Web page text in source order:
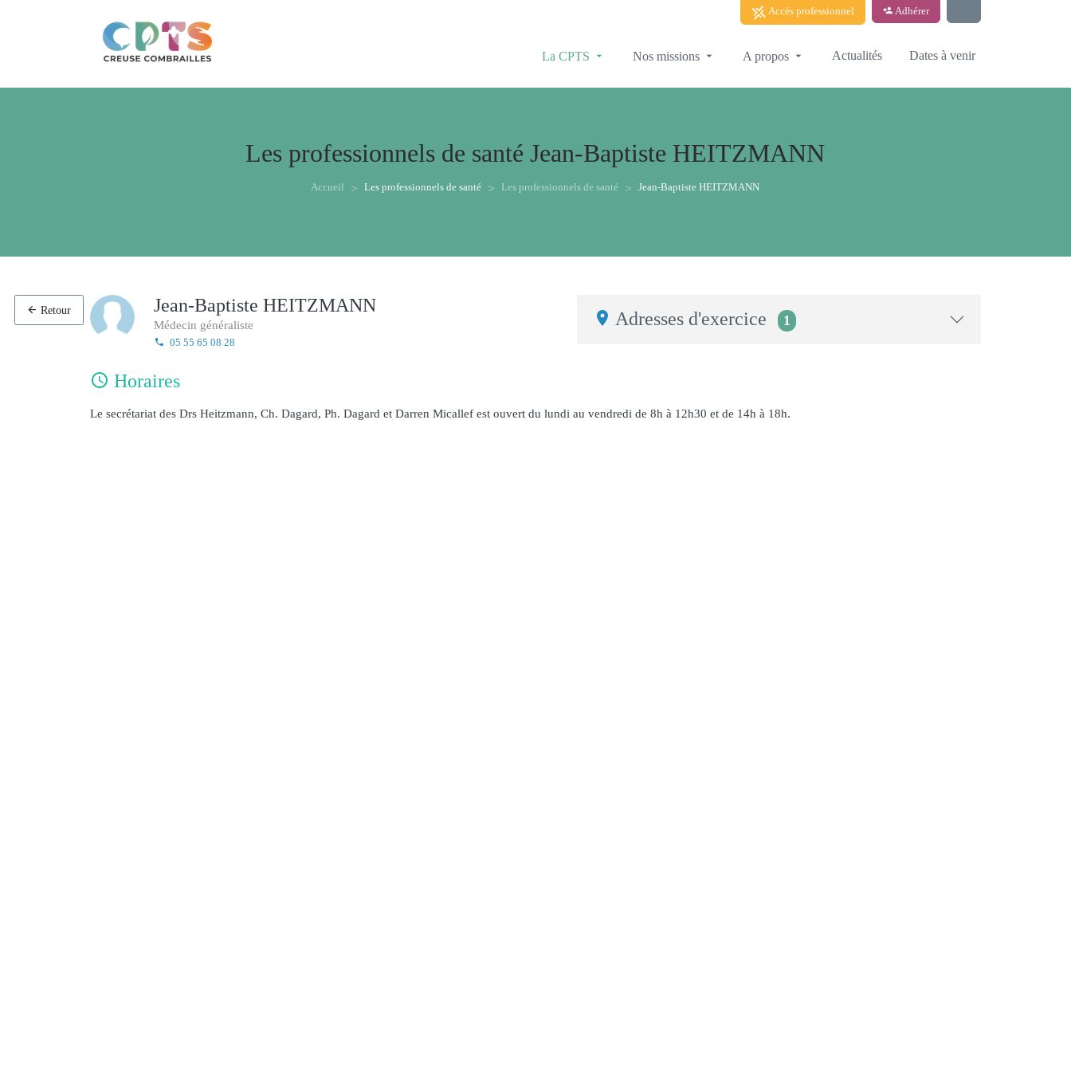
Accès professionnel Adhérer
La CPTS Nos missions A propos Actualités Dates à venir
Les professionnels de santéJean-Baptiste HEITZMANN
Accueil Les professionnels de santé Les professionnels de santé Jean-Baptiste HEITZMANN
Retour Jean-Baptiste HEITZMANN
Médecin généraliste
05 55 65 08 28
Adresses d'exercice 1
Horaires
Le secrétariat des Drs Heitzmann, Ch. Dagard, Ph. Dagard et Darren Micallef est ouvert du lundi au vendredi de 8h à 12h30 et de 14h à 18h.